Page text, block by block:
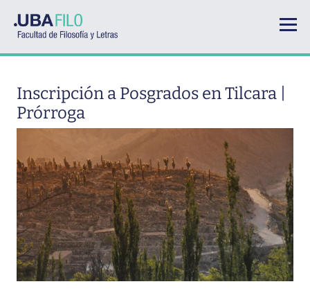
Inscripción a Posgrados en Tilcara |
Prórroga